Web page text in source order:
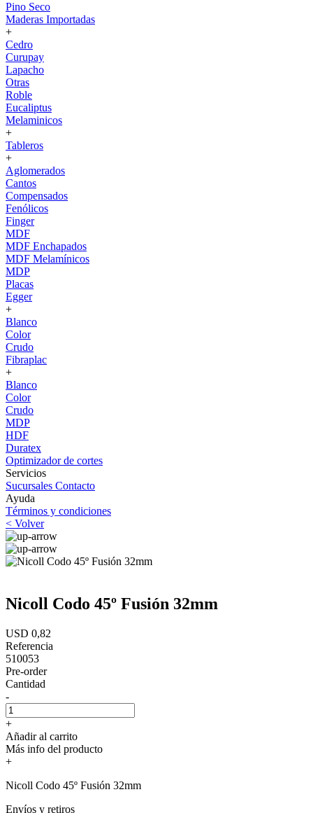
Pino Seco
Maderas Importadas
+
Cedro
Curupay
Lapacho
Otras
Roble
Eucaliptus
Melaminicos
+
Tableros
+
Aglomerados
Cantos
Compensados
Fenólicos
Finger
MDF
MDF Enchapados
MDF Melamínicos
MDP
Placas
Egger
+
Blanco
Color
Crudo
Fibraplac
+
Blanco
Color
Crudo
MDP
HDF
Duratex
Optimizador de cortes
Servicios
Sucursales Contacto
Ayuda
Términos y condiciones
< Volver
Nicoll Codo 45º Fusión 32mm
USD 0,82
Referencia
510053
Pre-order
Cantidad
-
+
Añadir al carrito
Más info del producto
+
Nicoll Codo 45º Fusión 32mm
Envíos y retiros